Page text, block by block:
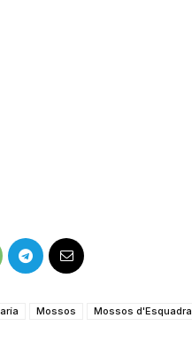
Mossos Mossos d'Esquadra